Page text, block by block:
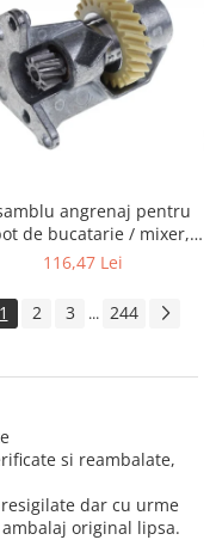
angrenaj pentru
de bucatarie / mixer,
KITCHENAID 2403092
116,47 Lei
1 2 3 ... 244
si reambalate,
dar cu urme
original lipsa.